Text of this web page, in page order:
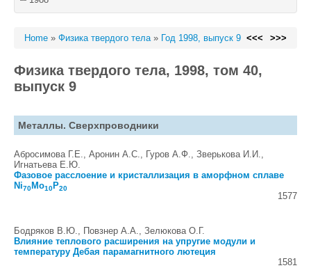
Home » Физика твердого тела» Год 1998, выпуск 9 <<< >>>
Физика твердого тела, 1998, том 40,
выпуск 9
Металлы. Сверхпроводники
Абросимова Г.Е., Аронин А.С., Гуров А.Ф., Зверькова И.И.,
Игнатьева Е.Ю.
Фазовое расслоение и кристаллизация в аморфном сплаве
Ni70Mo10P20
1577
Бодряков В.Ю., Повзнер А.А., Зелюкова О.Г.
Влияние теплового расширения на упругие модули и
температуру Дебая парамагнитного лютеция
1581